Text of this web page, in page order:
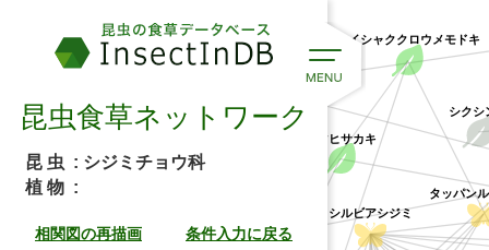
ハマアズキ
タイシャククロウメモドキ
オオルリシジミ コシロノセンダングサ
キリシマミドリシジミ属
ハマヒサカキ
タッパンルリシジミ
シルビアシジミ
昆虫食草ネットワーク
昆 虫 : シジミチョウ科
植 物 :